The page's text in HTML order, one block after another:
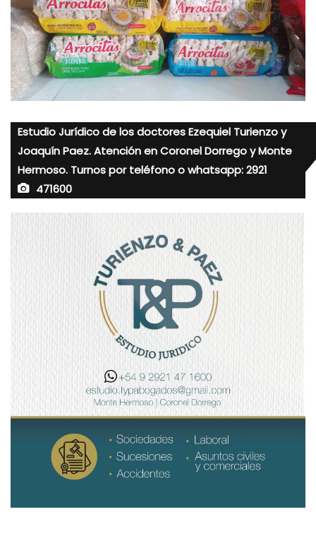
Estudio Jurídico de los doctores Ezequiel Turienzo y
Joaquín Paez. Atención en Coronel Dorrego y Monte
Hermoso. Turnos por teléfono o whatsapp: 2921
471600